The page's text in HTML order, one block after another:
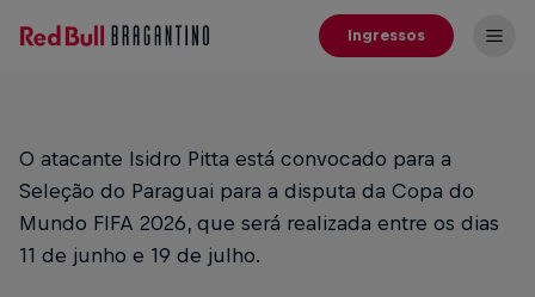
Ingressos
O atacante Isidro Pitta está convocado para a
Seleção do Paraguai para a disputa da Copa do
Mundo FIFA 2026, que será realizada entre os dias
11 de junho e 19 de julho.